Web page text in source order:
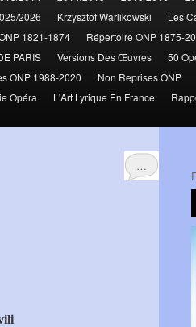
2026 Krzysztof Warlikowski Les
1821-1874 Répertoire ONP 1875-
PARIS Versions Des Œuvres 50
ONP 1988-2020 Non Reprises ONP
Opéra L'Art Lyrique En France
…